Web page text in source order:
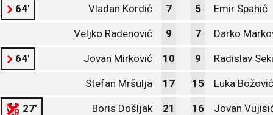
64' Vladan Kordić 7 5 Emir Spahić
Veljko Radenović 9 7 Darko
64' Jovan Mirković 10 9 Radislav
Stefan Mršulja 17 15 Luka
27' Boris Došljak 21 16 Jovan